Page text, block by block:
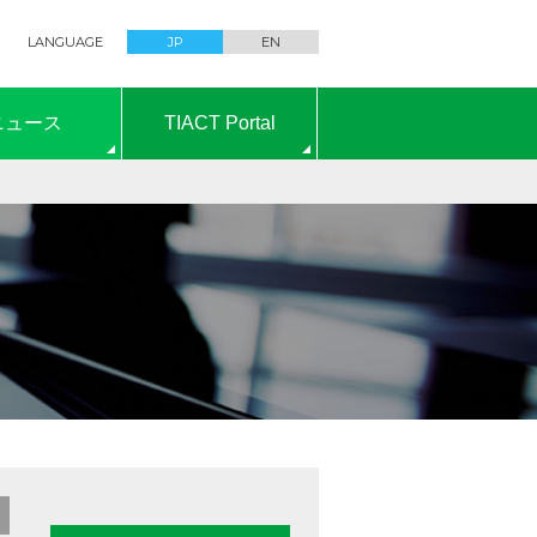
LANGUAGE JP EN
ュース TIACT Portal